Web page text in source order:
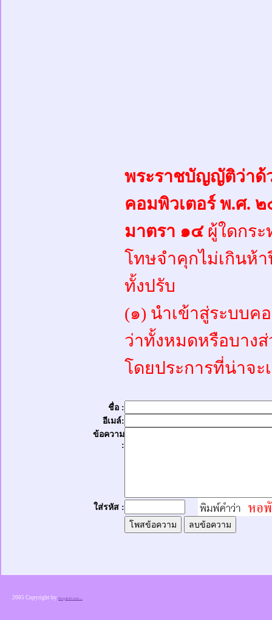
พระราชบัญญัติว่าด้
คอมพิวเตอร์ พ.ศ.
มาตรา ๑๔ผู้ใดกระ
โทษจำคุกไม่เกินห้
ทั้งปรับ
(๑) นำเข้าสู่ระบบค
ว่าทั้งหมดหรือบาง
โดยประการที่น่าจ
ชื่อ :
อีเมล์:
ข้อความ
:
ใส่รหัส :
2005 Copyright by Horpak4U.com .....